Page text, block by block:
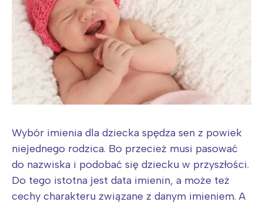
Wybór imienia dla dziecka spędza sen z powiek
niejednego rodzica. Bo przecież musi pasować
do nazwiska i podobać się dziecku w przyszłości.
Do tego istotna jest data imienin, a może też
cechy charakteru związane z danym imieniem. A